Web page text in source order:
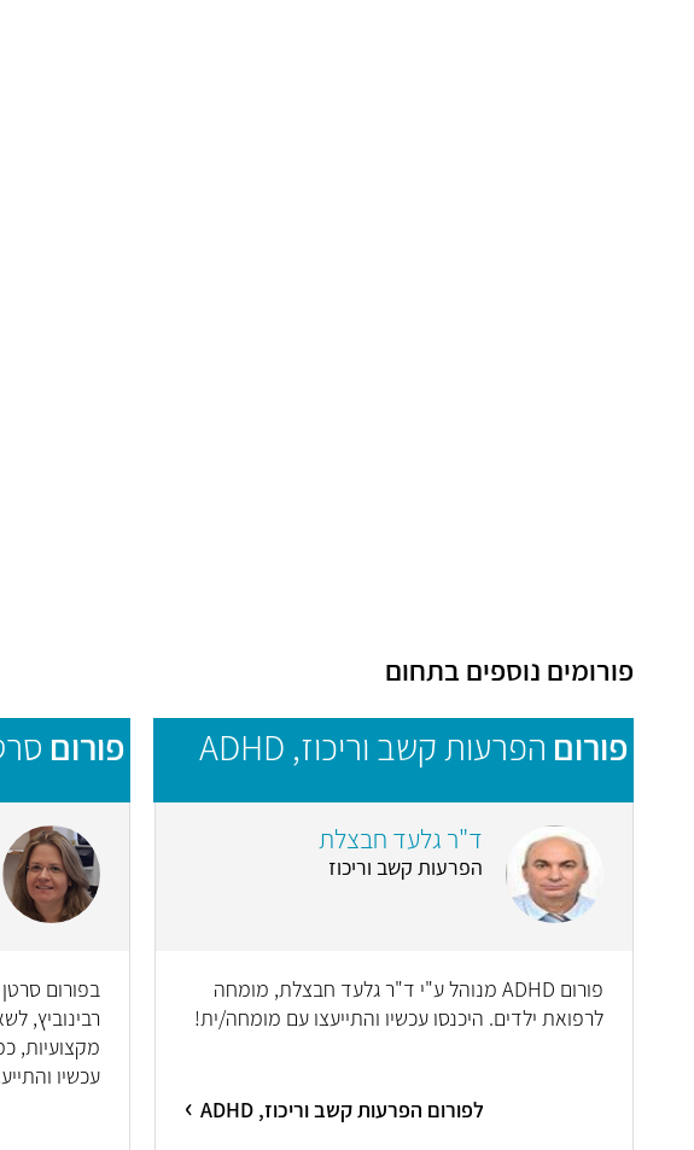
פורומים נוספים בתחום
פורום הפרעות קשב וריכוז, ADHD
ד"ר גלעד חבצלת
הפרעות קשב וריכוז
פורום ADHD מנוהל ע"י ד"ר גלעד חבצלת, מומחה
לרפואת ילדים. היכנסו עכשיו והתייעצו עם מומחה/ית!
לפורום הפרעות קשב וריכוז, ADHD
פורום
בפורום
רבינוביץ,
מקצועיות,
עכשיו